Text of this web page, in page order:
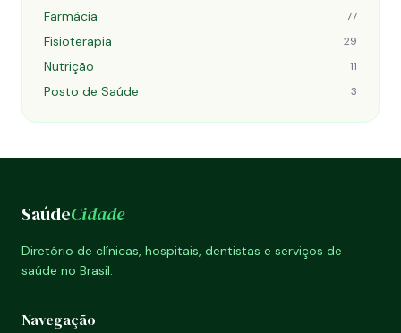
Farmácia 77
Fisioterapia 29
Nutrição 11
Posto de Saúde 3
SaúdeCidade
Diretório de clínicas, hospitais, dentistas e serviços de
saúde no Brasil.
Navegação